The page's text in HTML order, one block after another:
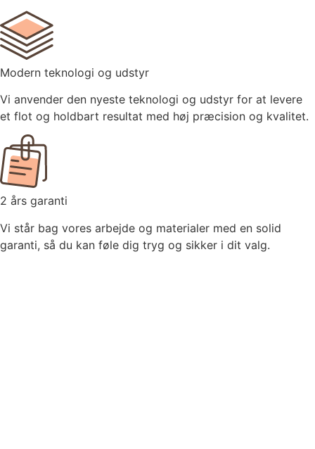
Modern teknologi og udstyr
Vi anvender den nyeste teknologi og udstyr for at levere
et flot og holdbart resultat med høj præcision og kvalitet.
2 års garanti
Vi står bag vores arbejde og materialer med en solid
garanti, så du kan føle dig tryg og sikker i dit valg.